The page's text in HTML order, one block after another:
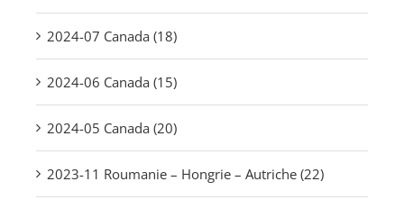
2024-07 Canada (18)
2024-06 Canada (15)
2024-05 Canada (20)
2023-11 Roumanie – Hongrie – Autriche (22)